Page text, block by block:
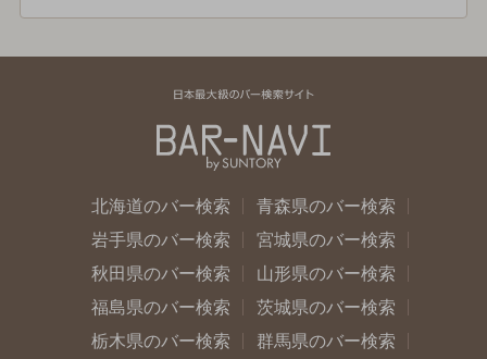
北海道のバー検索
青森県のバー検索
岩手県のバー検索
宮城県のバー検索
秋田県のバー検索
山形県のバー検索
福島県のバー検索
茨城県のバー検索
栃木県のバー検索
群馬県のバー検索